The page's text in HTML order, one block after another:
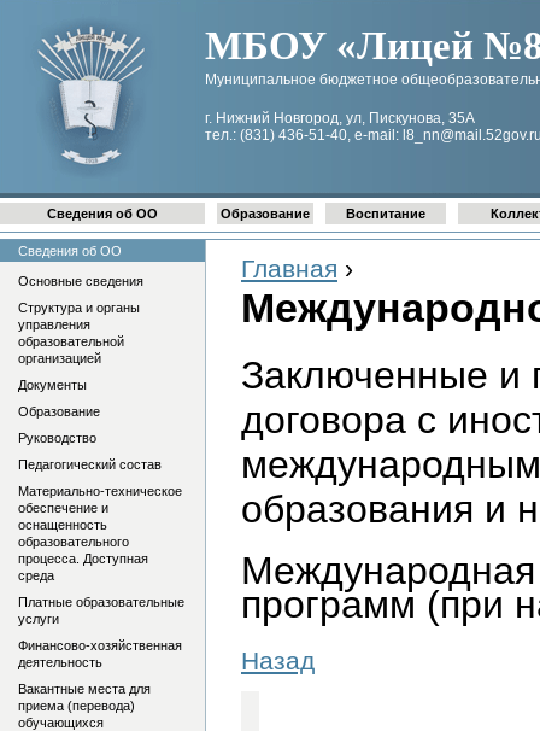
МБОУ «Лицей №8
Муниципальное бюджетное
г. Нижний Новгород, ул, Пискунова, 35А
тел.: (831) 436-51-40, e-mail:
Главная ›
Заключенные и
договора с
образования и
Международная
программ (при
Назад
Сведения об ОО Образование Воспитание
Сведения об ОО
Основные сведения
Структура и органы
управления
образовательной
организацией
Документы
Образование
Руководство
Педагогический состав
Материально-техническое
обеспечение и
оснащенность
образовательного
процесса. Доступная
среда
Платные образовательные
услуги
Финансово-хозяйственная
деятельность
Вакантные места для
приема (перевода)
обучающихся